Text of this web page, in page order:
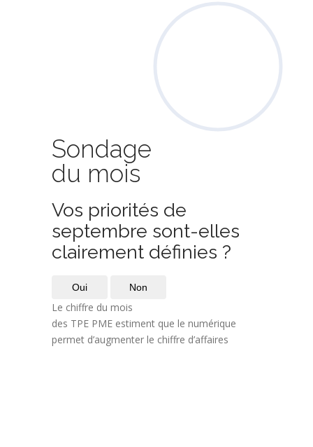
Sondage
du mois
Vos priorités de
septembre sont-elles
clairement définies ?
Oui Non
Le chiffre du mois
des TPE PME estiment que le numérique
permet d’augmenter le chiffre d’affaires